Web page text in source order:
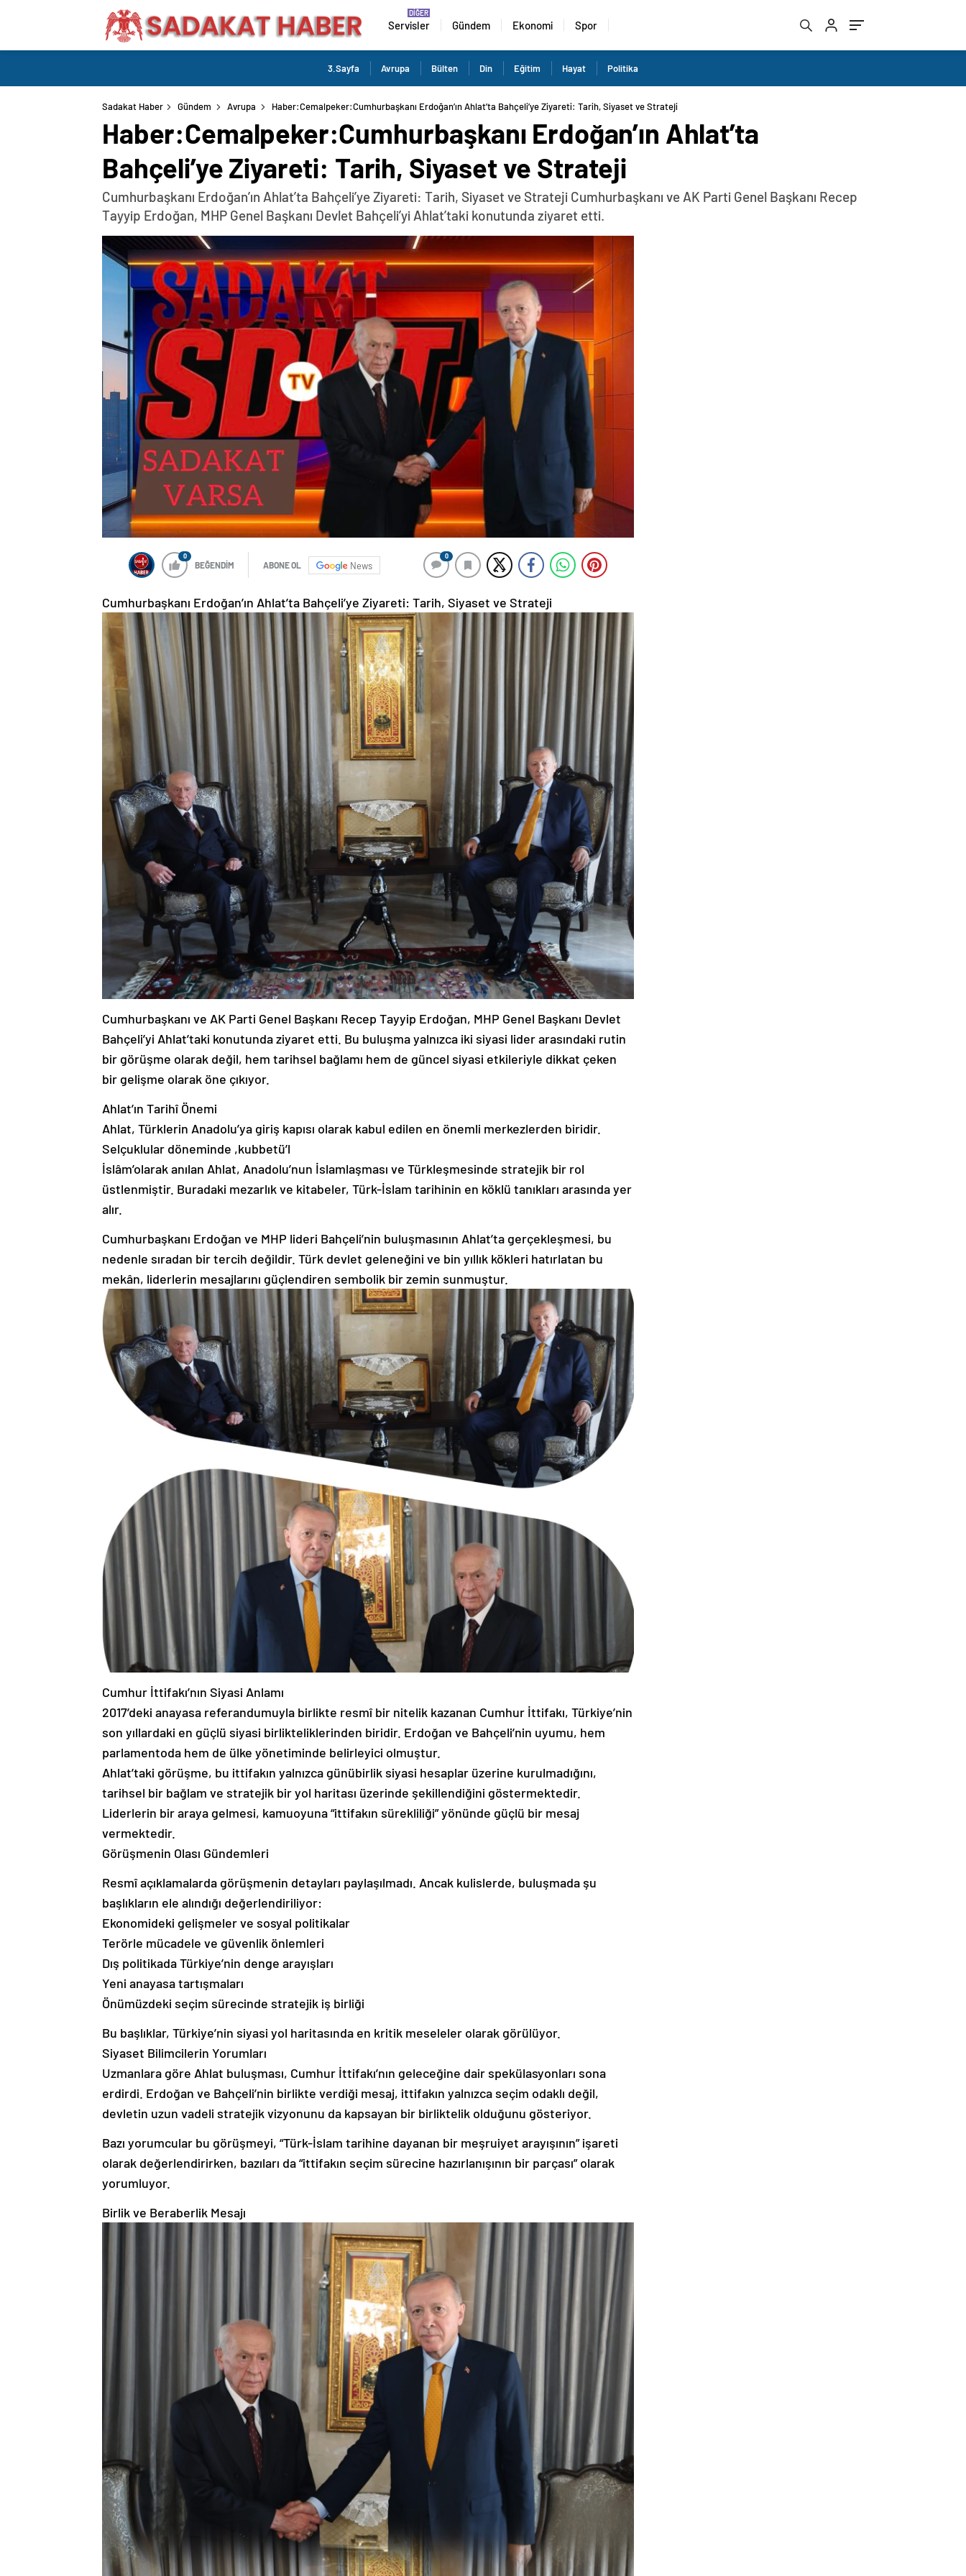
Servisler Gündem Ekonomi Spor
3.Sayfa Avrupa Bülten Din Eğitim Hayat Politika
Sadakat Haber Gündem Avrupa Haber:Cemalpeker:Cumhurbaşkanı Erdoğan’ın Ahlat’ta Bahçeli’ye Ziyareti: Tarih, Siyaset ve Strateji
Haber:Cemalpeker:Cumhurbaşkanı Erdoğan’ın Ahlat’ta
Bahçeli’ye Ziyareti: Tarih, Siyaset ve Strateji
Cumhurbaşkanı Erdoğan’ın Ahlat’ta Bahçeli’ye Ziyareti: Tarih, Siyaset ve Strateji Cumhurbaşkanı ve AK Parti Genel Başkanı Recep
Tayyip Erdoğan, MHP Genel Başkanı Devlet Bahçeli’yi Ahlat’taki konutunda ziyaret etti.
0
BEĞENDİM ABONE OL News
0
Cumhurbaşkanı Erdoğan’ın Ahlat’ta Bahçeli’ye Ziyareti: Tarih, Siyaset ve Strateji
Cumhurbaşkanı ve AK Parti Genel Başkanı Recep Tayyip Erdoğan, MHP Genel Başkanı Devlet
Bahçeli’yi Ahlat’taki konutunda ziyaret etti. Bu buluşma yalnızca iki siyasi lider arasındaki rutin
bir görüşme olarak değil, hem tarihsel bağlamı hem de güncel siyasi etkileriyle dikkat çeken
bir gelişme olarak öne çıkıyor.
Ahlat’ın Tarihî Önemi
Ahlat, Türklerin Anadolu’ya giriş kapısı olarak kabul edilen en önemli merkezlerden biridir.
Selçuklular döneminde ,kubbetü’l
İslâm’olarak anılan Ahlat, Anadolu’nun İslamlaşması ve Türkleşmesinde stratejik bir rol
üstlenmiştir. Buradaki mezarlık ve kitabeler, Türk-İslam tarihinin en köklü tanıkları arasında yer
alır.
Cumhurbaşkanı Erdoğan ve MHP lideri Bahçeli’nin buluşmasının Ahlat’ta gerçekleşmesi, bu
nedenle sıradan bir tercih değildir. Türk devlet geleneğini ve bin yıllık kökleri hatırlatan bu
mekân, liderlerin mesajlarını güçlendiren sembolik bir zemin sunmuştur.
Cumhur İttifakı’nın Siyasi Anlamı
2017’deki anayasa referandumuyla birlikte resmî bir nitelik kazanan Cumhur İttifakı, Türkiye’nin
son yıllardaki en güçlü siyasi birlikteliklerinden biridir. Erdoğan ve Bahçeli’nin uyumu, hem
parlamentoda hem de ülke yönetiminde belirleyici olmuştur.
Ahlat’taki görüşme, bu ittifakın yalnızca günübirlik siyasi hesaplar üzerine kurulmadığını,
tarihsel bir bağlam ve stratejik bir yol haritası üzerinde şekillendiğini göstermektedir.
Liderlerin bir araya gelmesi, kamuoyuna “ittifakın sürekliliği” yönünde güçlü bir mesaj
vermektedir.
Görüşmenin Olası Gündemleri
Resmî açıklamalarda görüşmenin detayları paylaşılmadı. Ancak kulislerde, buluşmada şu
başlıkların ele alındığı değerlendiriliyor:
Ekonomideki gelişmeler ve sosyal politikalar
Terörle mücadele ve güvenlik önlemleri
Dış politikada Türkiye’nin denge arayışları
Yeni anayasa tartışmaları
Önümüzdeki seçim sürecinde stratejik iş birliği
Bu başlıklar, Türkiye’nin siyasi yol haritasında en kritik meseleler olarak görülüyor.
Siyaset Bilimcilerin Yorumları
Uzmanlara göre Ahlat buluşması, Cumhur İttifakı’nın geleceğine dair spekülasyonları sona
erdirdi. Erdoğan ve Bahçeli’nin birlikte verdiği mesaj, ittifakın yalnızca seçim odaklı değil,
devletin uzun vadeli stratejik vizyonunu da kapsayan bir birliktelik olduğunu gösteriyor.
Bazı yorumcular bu görüşmeyi, “Türk-İslam tarihine dayanan bir meşruiyet arayışının” işareti
olarak değerlendirirken, bazıları da “ittifakın seçim sürecine hazırlanışının bir parçası” olarak
yorumluyor.
Birlik ve Beraberlik Mesajı